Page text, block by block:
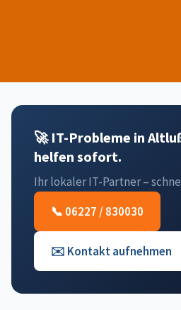
🚀 IT-Probleme in
helfen sofort.
Ihr lokaler IT-Partner –
📞 06227 / 830030
✉️ Kontakt aufnehmen